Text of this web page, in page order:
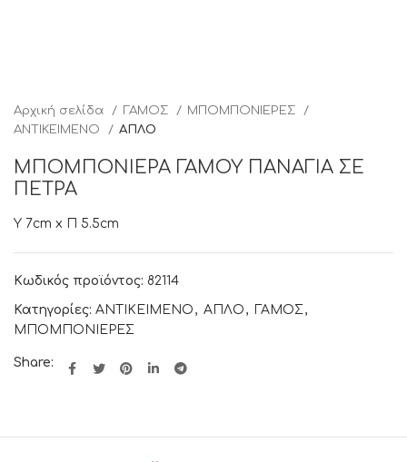
Αρχική σελίδα ΓΑΜΟΣ
ΜΠΟΜΠΟΝΙΕΡΕΣ
ΑΝΤΙΚΕΙΜΕΝΟ
ΑΠΛΟ
ΜΠΟΜΠΟΝΙΕΡΑ ΓΑΜΟΥ ΠΑΝΑΓΙΑ ΣΕ
ΠΕΤΡΑ
Υ 7cm x Π 5.5cm
Κωδικός προϊόντος: 82114
Κατηγορίες: ΑΝΤΙΚΕΙΜΕΝΟ , ΑΠΛΟ , ΓΑΜΟΣ,
ΜΠΟΜΠΟΝΙΕΡΕΣ
Share: